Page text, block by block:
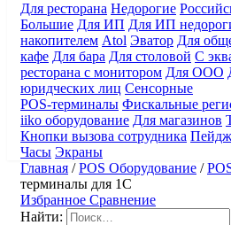
Для ресторана Недорогие
Большие Для ИП Для ИП
накопителем Atol Эватор Для
кафе Для бара Для столовой С
ресторана с монитором Для ООО
юридческих лиц Сенсорные
POS-терминалы Фискальные
iiko оборудование Для магазинов
Кнопки вызова сотрудника
Часы Экраны
Главная /POS Оборудование /
терминалы для 1С
Избранное Сравнение
Найти: